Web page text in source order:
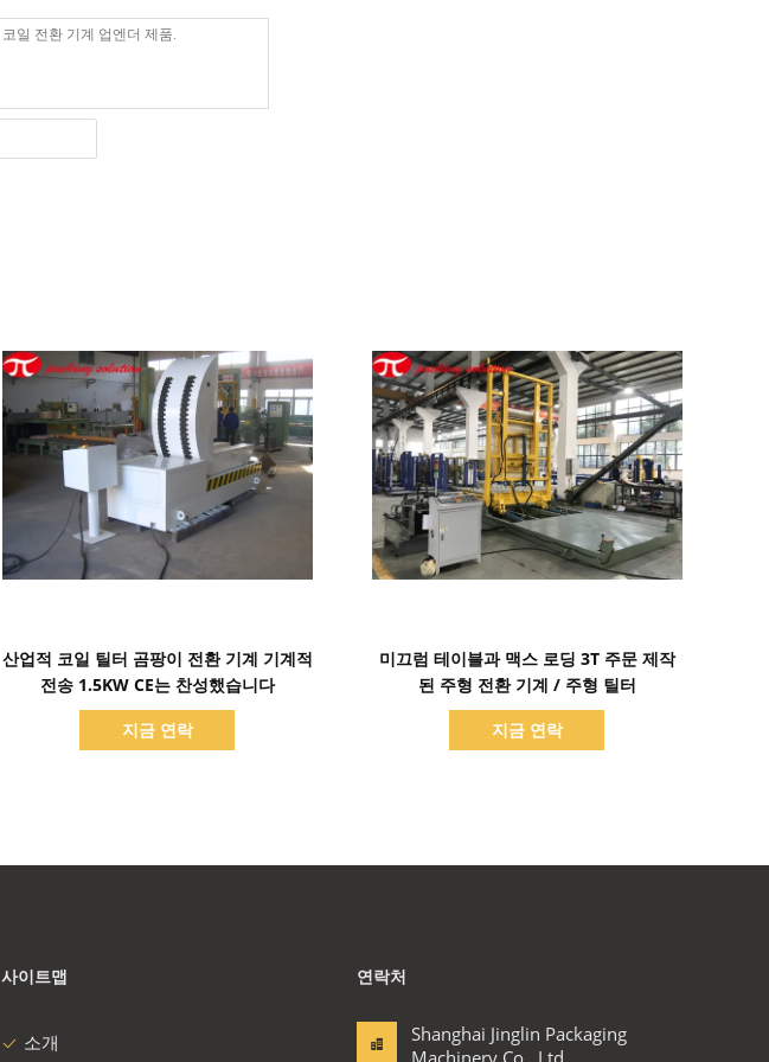
산업적 코일 틸터 곰팡이 전환 기계 기계적
전송 1.5KW CE는 찬성했습니다
지금 연락
미끄럼 테이블과 맥스 로딩 3T 주문 제작
된 주형 전환 기계 / 주형 틸터
지금 연락
사이트맵
소개
연락처
Shanghai Jinglin Packaging
Machinery Co., Ltd.